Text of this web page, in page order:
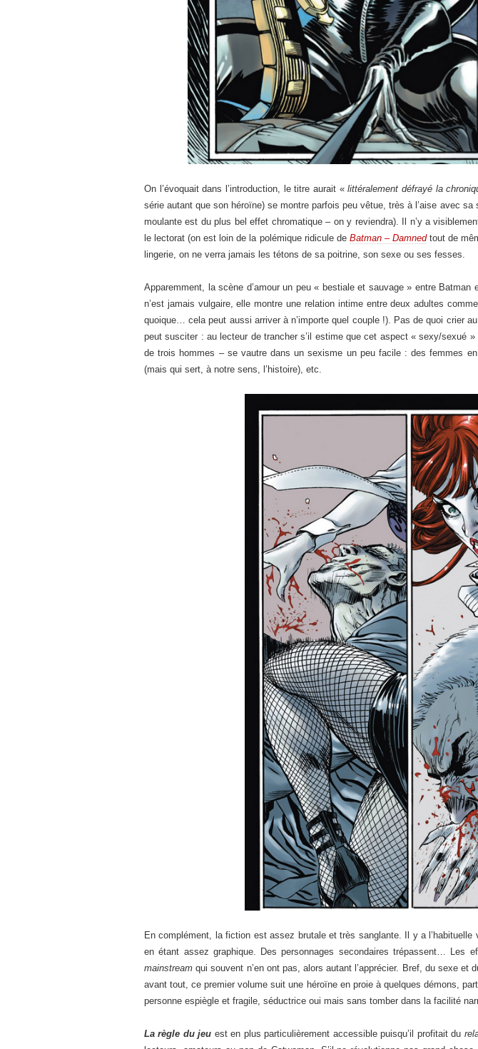
On l’évoquait dans l’introduction, le titre aurait «littéralement défrayé la
série autant que son héroïne) se montre parfois peu vêtue, très à l’aise avec
moulante est du plus bel effet chromatique – on y reviendra). Il n’y a
le lectorat (on est loin de la polémique ridicule de Batman – Damnedtout de
lingerie, on ne verra jamais les tétons de sa poitrine, son sexe ou ses fesses.
Apparemment, la scène d’amour un peu « bestiale et sauvage » entre
n’est jamais vulgaire, elle montre une relation intime entre deux adultes
quoique… cela peut aussi arriver à n’importe quel couple !). Pas de quoi crier
peut susciter : au lecteur de trancher s’il estime que cet aspect « sexy/sexué
de trois hommes – se vautre dans un sexisme un peu facile : des femmes
(mais qui sert, à notre sens, l’histoire), etc.
En complément, la fiction est assez brutale et très sanglante. Il y a
en étant assez graphique. Des personnages secondaires trépassent… Les
mainstream qui souvent n’en ont pas, alors autant l’apprécier. Bref, du sexe
avant tout, ce premier volume suit une héroïne en proie à quelques démons,
personne espiègle et fragile, séductrice oui mais sans tomber dans la facilité
La règle du jeu est en plus particulièrement accessible puisqu’il profitait du